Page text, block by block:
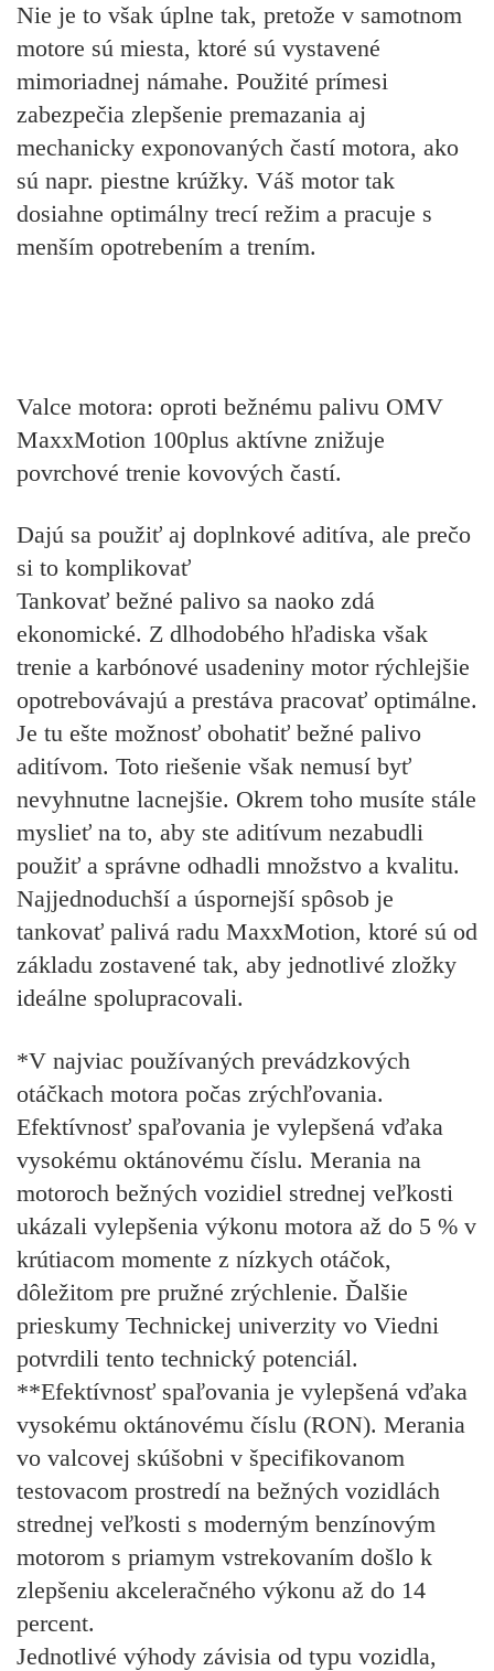
Nie je to však úplne tak, pretože v samotnom
motore sú miesta, ktoré sú vystavené
mimoriadnej námahe. Použité prímesi
zabezpečia zlepšenie premazania aj
mechanicky exponovaných častí motora, ako
sú napr. piestne krúžky. Váš motor tak
dosiahne optimálny trecí režim a pracuje s
menším opotrebením a trením.
Valce motora: oproti bežnému palivu OMV
MaxxMotion 100plus aktívne znižuje
povrchové trenie kovových častí.
Dajú sa použiť aj doplnkové aditíva, ale prečo
si to komplikovať
Tankovať bežné palivo sa naoko zdá
ekonomické. Z dlhodobého hľadiska však
trenie a karbónové usadeniny motor rýchlejšie
opotrebovávajú a prestáva pracovať optimálne.
Je tu ešte možnosť obohatiť bežné palivo
aditívom. Toto riešenie však nemusí byť
nevyhnutne lacnejšie. Okrem toho musíte stále
myslieť na to, aby ste aditívum nezabudli
použiť a správne odhadli množstvo a kvalitu.
Najjednoduchší a úspornejší spôsob je
tankovať palivá radu MaxxMotion, ktoré sú od
základu zostavené tak, aby jednotlivé zložky
ideálne spolupracovali.
*V najviac používaných prevádzkových
otáčkach motora počas zrýchľovania.
Efektívnosť spaľovania je vylepšená vďaka
vysokému oktánovému číslu. Merania na
motoroch bežných vozidiel strednej veľkosti
ukázali vylepšenia výkonu motora až do 5 % v
krútiacom momente z nízkych otáčok,
dôležitom pre pružné zrýchlenie. Ďalšie
prieskumy Technickej univerzity vo Viedni
potvrdili tento technický potenciál.
**Efektívnosť spaľovania je vylepšená vďaka
vysokému oktánovému číslu (RON). Merania
vo valcovej skúšobni v špecifikovanom
testovacom prostredí na bežných vozidlách
strednej veľkosti s moderným benzínovým
motorom s priamym vstrekovaním došlo k
zlepšeniu akceleračného výkonu až do 14
percent.
Jednotlivé výhody závisia od typu vozidla,